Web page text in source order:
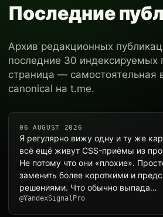
Последние
Архив редакционных
последние 30 индексируемых
страница — самостоятельная
canonical на t.me.
06 AUGUST 2026
Я регулярно вижу одну и ту же
всё ещё живут CSS-приёмы из
Не потому что они «плохие».
заменить более короткими и
решениями. Что обычно выпада…
@YandexSignalPro